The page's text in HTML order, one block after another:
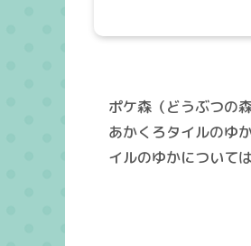
ポケ森（どうぶつの
あかくろタイルのゆ
イルのゆかについて